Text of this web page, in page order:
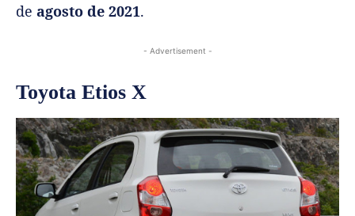
de agosto de 2021.
- Advertisement -
Toyota Etios X